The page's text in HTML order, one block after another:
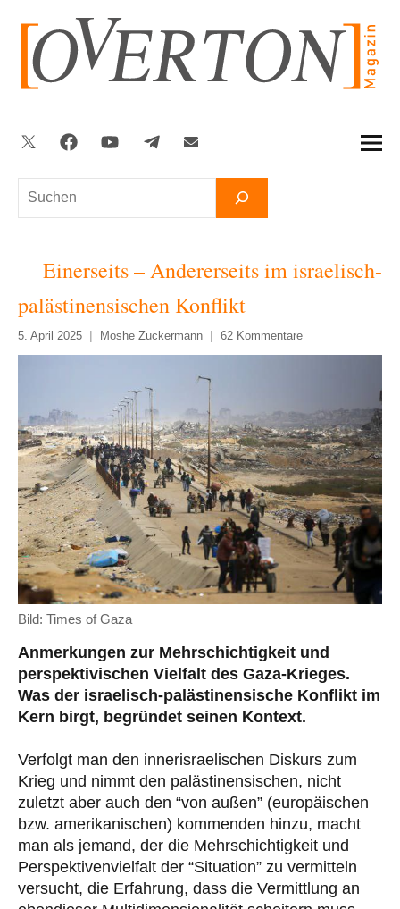
springen
Suchen
Twitter FacebookYouTubeTelegram
Einerseits – Andererseits im israelisch-
palästinensischen Konflikt
5. April 2025 Moshe Zuckermann 62 Kommentare
Bild: Times of Gaza
Anmerkungen zur Mehrschichtigkeit und
perspektivischen Vielfalt des Gaza-Krieges.
Was der israelisch-palästinensische Konflikt im
Kern birgt, begründet seinen Kontext.
Verfolgt man den innerisraelischen Diskurs zum
Krieg und nimmt den palästinensischen, nicht
zuletzt aber auch den “von außen” (europäischen
bzw. amerikanischen) kommenden hinzu, macht
man als jemand, der die Mehrschichtigkeit und
Perspektivenvielfalt der “Situation” zu vermitteln
versucht, die Erfahrung, dass die Vermittlung an